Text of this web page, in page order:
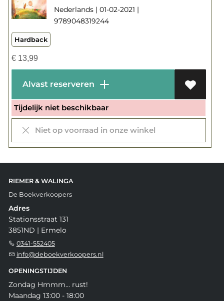
Nederlands | 01-02-2021 |
9789048319244
Hardback
€13,99
Alvast reserveren
Tijdelijk niet beschikbaar
Niet op voorraad in onze winkel
RIEMER & WALINGA
De Boekverkoopers
Adres
Stationsstraat 131
3851ND | Ermelo
0341-552405
info@deboekverkoopers.nl
OPENINGSTIJDEN
Zondag Hmmm... rust!
Maandag 13:00 - 18:00